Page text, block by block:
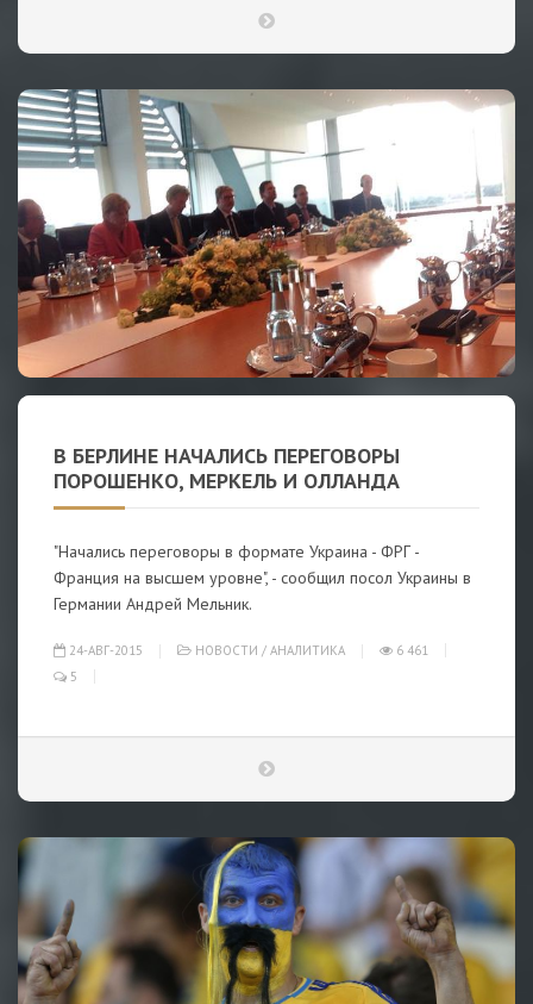
В БЕРЛИНЕ НАЧАЛИСЬ ПЕРЕГОВОРЫ
ПОРОШЕНКО, МЕРКЕЛЬ И ОЛЛАНДА
"Начались переговоры в формате Украина - ФРГ -
Франция на высшем уровне", - сообщил посол Украины в
Германии Андрей Мельник.
24-АВГ-2015 НОВОСТИ / АНАЛИТИКА
6 461
5